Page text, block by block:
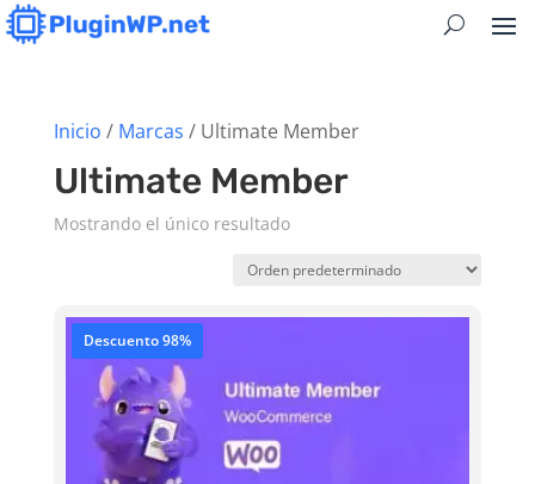
Inicio / Marcas / Ultimate Member
Ultimate Member
Mostrando el único resultado
Descuento 98%